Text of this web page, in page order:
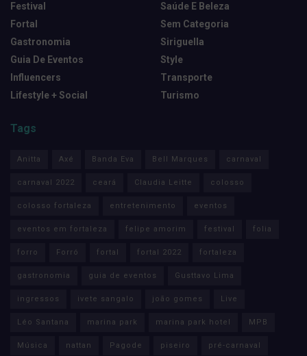
Festival
Fortal
Gastronomia
Guia De Eventos
Influencers
Lifestyle + Social
Saúde E Beleza
Sem Categoria
Siriguella
Style
Transporte
Turismo
Tags
Anitta Axé Banda Eva Bell Marques carnaval
carnaval 2022 ceará Claudia Leitte colosso
colosso fortaleza entretenimento eventos
eventos em fortaleza felipe amorim festival folia
forro Forró fortal fortal 2022 fortaleza
gastronomia guia de eventos Gusttavo Lima
ingressos ivete sangalo joão gomes Live
Léo Santana marina park marina park hotel MPB
Música nattan Pagode piseiro pré-carnaval